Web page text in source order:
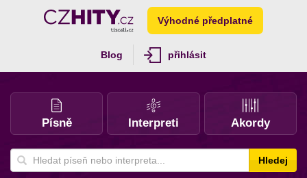
Výhodné předplatné
Blog přihlásit
Písně Interpreti Akordy
Hledej